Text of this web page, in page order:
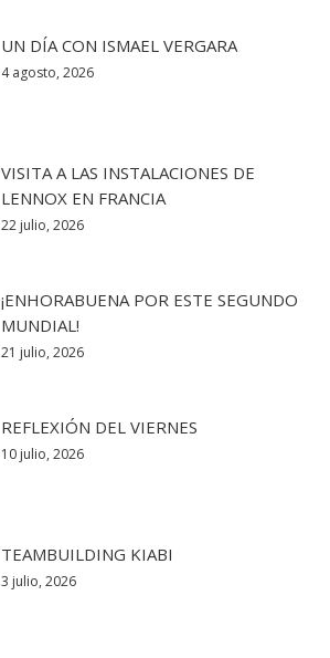
UN DÍA CON ISMAEL VERGARA
4 agosto, 2026
VISITA A LAS INSTALACIONES DE
LENNOX EN FRANCIA
22 julio, 2026
¡ENHORABUENA POR ESTE SEGUNDO
MUNDIAL!
21 julio, 2026
REFLEXIÓN DEL VIERNES
10 julio, 2026
TEAMBUILDING KIABI
3 julio, 2026